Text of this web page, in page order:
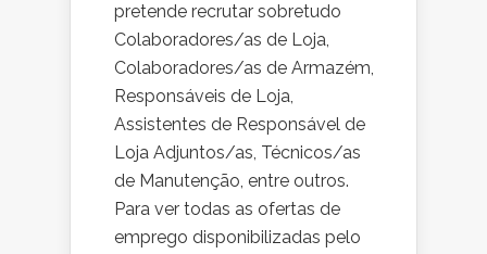
pretende recrutar sobretudo
Colaboradores/as de Loja,
Colaboradores/as de Armazém,
Responsáveis de Loja,
Assistentes de Responsável de
Loja Adjuntos/as, Técnicos/as
de Manutenção, entre outros.
Para ver todas as ofertas de
emprego disponibilizadas pelo